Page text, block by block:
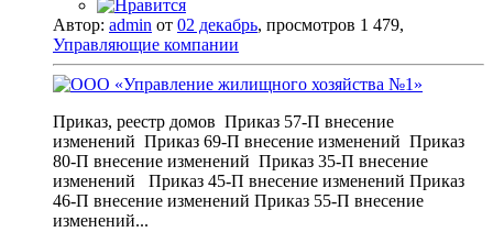
Автор: admin от 02 декабрь, просмотров 1 479,
Управляющие компании
Приказ, реестр домов Приказ 57-П внесение
изменений Приказ 69-П внесение изменений Приказ
80-П внесение изменений Приказ 35-П внесение
изменений Приказ 45-П внесение изменений Приказ
46-П внесение изменений Приказ 55-П внесение
изменений...